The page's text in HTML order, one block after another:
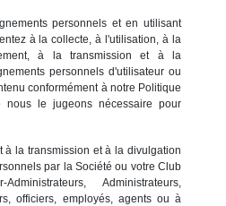
personnels et en utilisant
à la collecte, à l'utilisation, à la
à la transmission et à la
personnels d'utilisateur ou
conformément à notre Politique
nous le jugeons nécessaire pour
à la transmission et à la divulgation
par la Société ou votre Club
Administrateurs,
officiers, employés, agents ou à